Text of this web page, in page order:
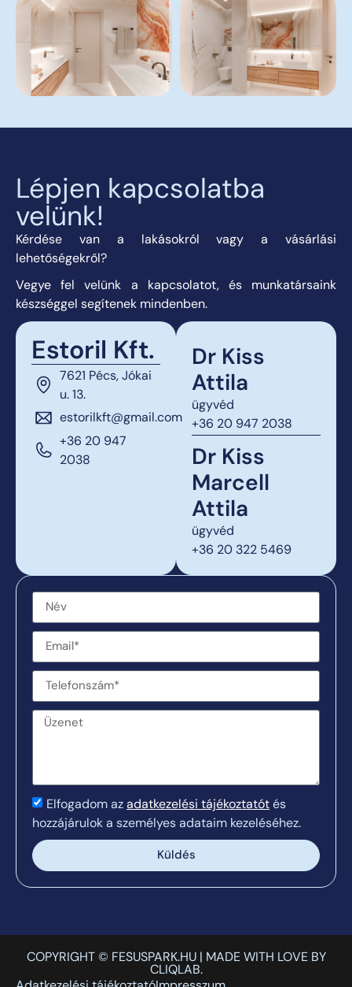
Lépjen kapcsolatba
velünk!
Kérdése van a lakásokról vagy a vásárlási
lehetőségekről?
Vegye fel velünk a kapcsolatot, és munkatársaink
készséggel segítenek mindenben.
Estoril Kft.
7621 Pécs, Jókai
u. 13.
estorilkft@gmail.com
+36 20 947
2038
Dr Kiss
Attila
ügyvéd
+36 20 947 2038
Dr Kiss
Marcell
Attila
ügyvéd
+36 20 322 5469
Elfogadom azadatkezelési tájékoztatótés
hozzájárulok a személyes adataim kezeléséhez.
Küldés
COPYRIGHT © FESUSPARK.HU | MADE WITH LOVE BY
CLIQLAB.